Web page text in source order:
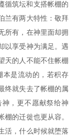
循筑坛和支搭帐棚的
兰有两大特性：敬拜
所有，在神里面却拥
以享受神为满足。遇
天的人不能不住帐棚
本是流动的，若积存
终就失去了帐棚的属
，更不愿献祭给神
棚的迁徙也更从容。
活，什么时候就堕落